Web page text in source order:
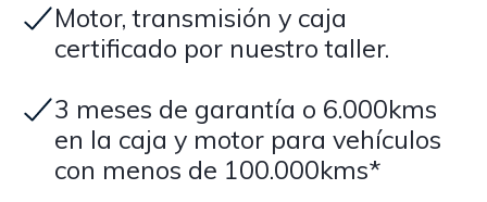
Motor, transmisión y caja
certificado por nuestro taller.
3 meses de garantía o 6.000kms
en la caja y motor para vehículos
con menos de 100.000kms*